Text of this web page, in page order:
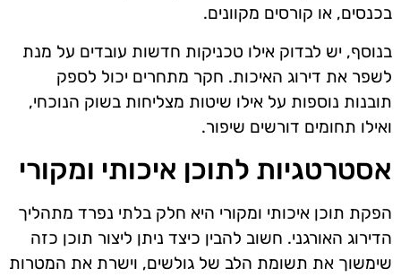
בכנסים, או קורסים מקוונים.
בנוסף, יש לבדוק אילו טכניקות חדשות עובדים על מנת
לשפר את דירוג האיכות. חקר מתחרים יכול לספק
תובנות נוספות על אילו שיטות מצליחות בשוק הנוכחי,
ואילו תחומים דורשים שיפור.
אסטרטגיות לתוכן איכותי ומקורי
הפקת תוכן איכותי ומקורי היא חלק בלתי נפרד מתהליך
הדירוג האורגני. חשוב להבין כיצד ניתן ליצור תוכן כזה
שימשוך את תשומת הלב של גולשים, וישרת את המטרות